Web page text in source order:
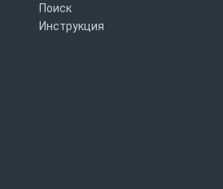
Поиск
Инструкция